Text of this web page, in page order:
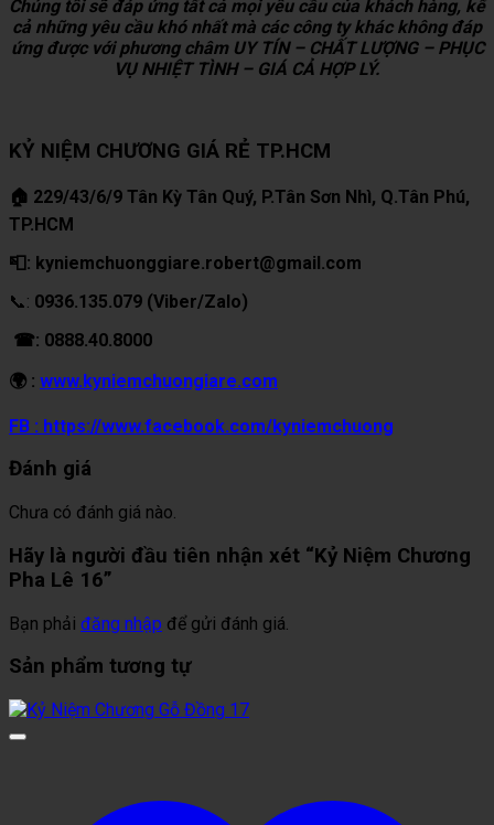
Chúng tôi sẽ đáp ứng tất cả mọi yêu cầu của khách hàng, kể
cả những yêu cầu khó nhất mà các công ty khác không đáp
ứng được với phương châm UY TÍN – CHẤT LƯỢNG – PHỤC
VỤ NHIỆT TÌNH – GIÁ CẢ HỢP LÝ.
KỶ NIỆM CHƯƠNG GIÁ RẺ TP.HCM
🏠 229/43/6/9 Tân Kỳ Tân Quý, P.Tân Sơn Nhì, Q.Tân Phú,
TP.HCM
📮: kyniemchuonggiare.robert@gmail.com
📞: 0936.135.079 (Viber/Zalo)
☎: 0888.40.8000
🌍 : www.kyniemchuongiare.com
FB : https://www.facebook.com/kyniemchuong
Đánh giá
Chưa có đánh giá nào.
Hãy là người đầu tiên nhận xét “Kỷ Niệm Chương
Pha Lê 16”
Bạn phải đăng nhập để gửi đánh giá.
Sản phẩm tương tự